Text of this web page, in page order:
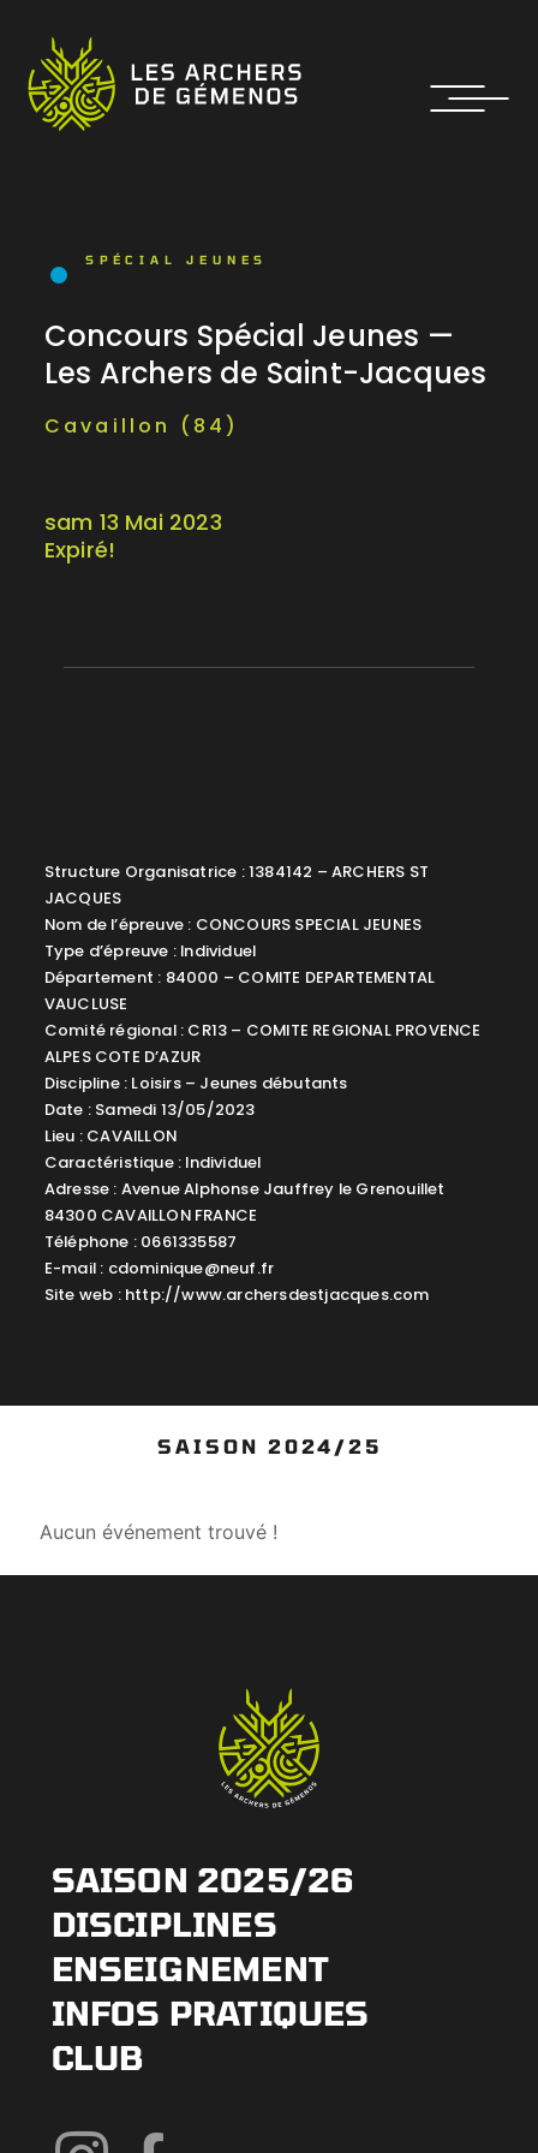
SPÉCIAL JEUNES
sam 13 Mai 2023
Expiré!
Concours Spécial Jeunes —
Les Archers de Saint-Jacques
Cavaillon (84)
Structure Organisatrice : 1384142 – ARCHERS ST
JACQUES
Nom de l’épreuve : CONCOURS SPECIAL JEUNES
Type d’épreuve : Individuel
Département : 84000 – COMITE DEPARTEMENTAL
VAUCLUSE
Comité régional : CR13 – COMITE REGIONAL PROVENCE
ALPES COTE D’AZUR
Discipline : Loisirs – Jeunes débutants
Date : Samedi 13/05/2023
Lieu : CAVAILLON
Caractéristique : Individuel
Adresse : Avenue Alphonse Jauffrey le Grenouillet
84300 CAVAILLON FRANCE
Téléphone : 0661335587
E-mail : cdominique@neuf.fr
Site web : http://www.archersdestjacques.com
SAISON 2024/25
Aucun événement trouvé !
SAISON 2025/26
DISCIPLINES
ENSEIGNEMENT
INFOS PRATIQUES
CLUB